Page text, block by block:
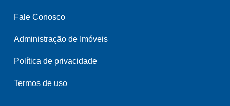
Fale Conosco
Administração de Imóveis
Política de privacidade
Termos de uso